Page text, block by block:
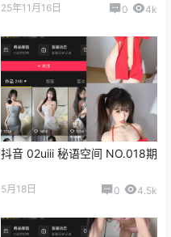
25年11月16日 0 4k
抖音 02uiii 秘语空间 NO.018期
5月18日 0 4.5k